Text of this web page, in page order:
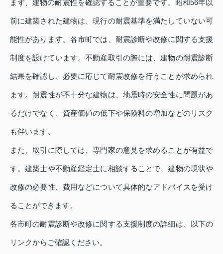
まず、建物の耐震性を確認することが重要です。昭和56年以
前に建築された建物は、現行の耐震基準を満たしていない可
能性があります。各市町では、耐震診断や改修に関する支援
制度を設けています。不動産取引の際には、建物の耐震診断
結果を確認し、必要に応じて耐震改修を行うことが求められ
ます。耐震性が不十分な建物は、地震時の安全性に問題があ
るだけでなく、資産価値の低下や保険料の増加などのリスク
も伴います。
また、取引に際しては、専門家の意見を求めることが有益で
す。建築士や不動産鑑定士に相談することで、建物の現状や
改修の必要性、費用などについて具体的なアドバイスを受け
ることができます。
各市町の耐震診断や改修に関する支援制度の詳細は、以下の
リンクからご確認ください。